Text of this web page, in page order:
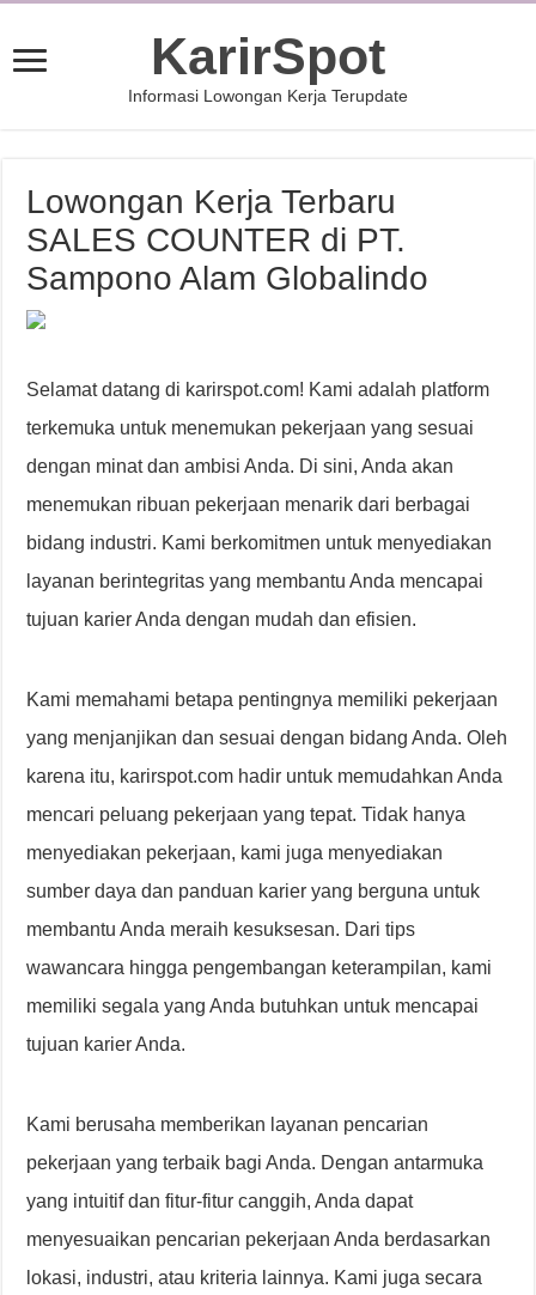
KarirSpot
Informasi Lowongan Kerja Terupdate
Lowongan Kerja Terbaru
SALES COUNTER di PT.
Sampono Alam Globalindo
Selamat datang di karirspot.com! Kami adalah platform
terkemuka untuk menemukan pekerjaan yang sesuai
dengan minat dan ambisi Anda. Di sini, Anda akan
menemukan ribuan pekerjaan menarik dari berbagai
bidang industri. Kami berkomitmen untuk menyediakan
layanan berintegritas yang membantu Anda mencapai
tujuan karier Anda dengan mudah dan efisien.
Kami memahami betapa pentingnya memiliki pekerjaan
yang menjanjikan dan sesuai dengan bidang Anda. Oleh
karena itu, karirspot.com hadir untuk memudahkan Anda
mencari peluang pekerjaan yang tepat. Tidak hanya
menyediakan pekerjaan, kami juga menyediakan
sumber daya dan panduan karier yang berguna untuk
membantu Anda meraih kesuksesan. Dari tips
wawancara hingga pengembangan keterampilan, kami
memiliki segala yang Anda butuhkan untuk mencapai
tujuan karier Anda.
Kami berusaha memberikan layanan pencarian
pekerjaan yang terbaik bagi Anda. Dengan antarmuka
yang intuitif dan fitur-fitur canggih, Anda dapat
menyesuaikan pencarian pekerjaan Anda berdasarkan
lokasi, industri, atau kriteria lainnya. Kami juga secara